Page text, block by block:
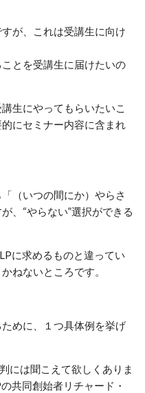
が、これは受講生に向け
とを受講生に届けたいの
生にやってもらいたいこ
にセミナー内容に含まれ
（いつの間にか）やらさ
、“やらない”選択ができる
に求めるものと違ってい
ねないところです。
めに、１つ具体例を挙げ
には聞こえて欲しくありま
共同創始者リチャード・